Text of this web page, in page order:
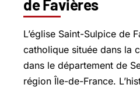
de Favières
L’église Saint-Sulpice de
catholique située dans la
dans le département de
région Île-de-France.